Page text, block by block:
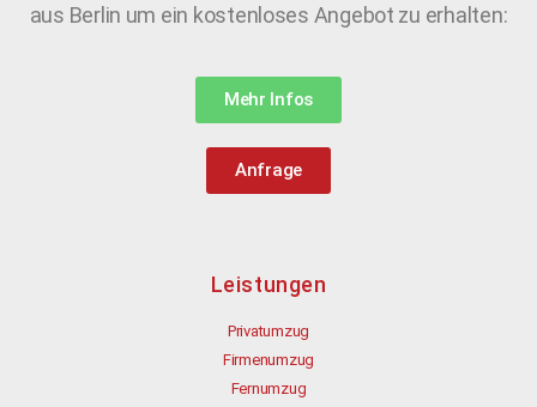
aus Berlin um ein kostenloses Angebot zu erhalten:
Mehr Infos
Anfrage
Leistungen
Privatumzug
Firmenumzug
Fernumzug